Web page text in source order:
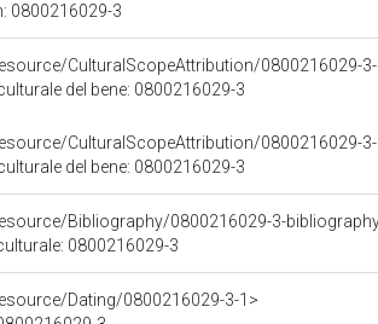
0800216029-3
CulturalScopeAttribution/0800216029-
del bene: 0800216029-3
CulturalScopeAttribution/0800216029-
del bene: 0800216029-3
Bibliography/0800216029-3-
0800216029-3
Dating/0800216029-3-1>